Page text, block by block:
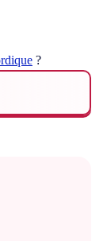
?